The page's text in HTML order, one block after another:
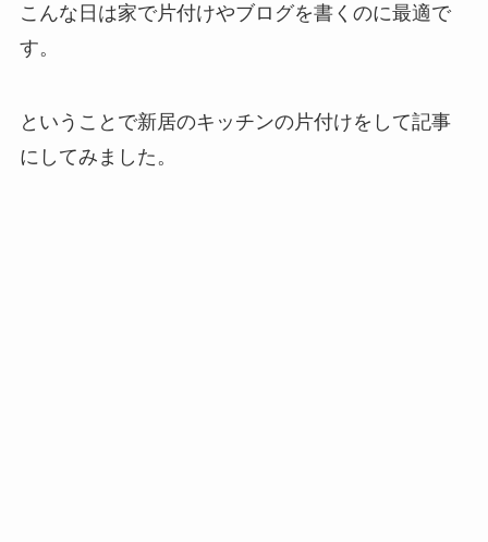
こんな日は家で片付けやブログを書くのに最適で
す。
ということで新居のキッチンの片付けをして記事
にしてみました。